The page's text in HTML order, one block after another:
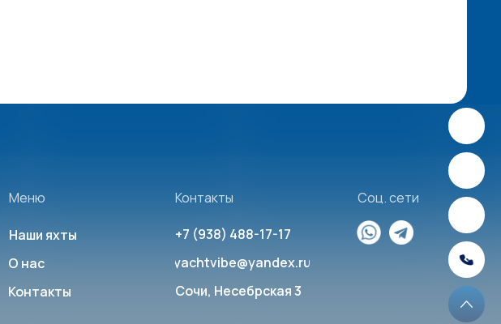
Наши яхты
Контакты
О нас
Меню Контакты
+7 (938) 488-17-17
yachtvibe@yandex.ru
Сочи, Несебрская 3
Соц. сети